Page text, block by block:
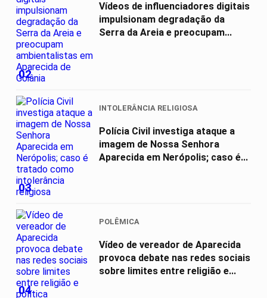
02
Vídeos de influenciadores digitais
impulsionam degradação da
Serra da Areia e preocupam...
03
INTOLERÂNCIA RELIGIOSA
Polícia Civil investiga ataque a
imagem de Nossa Senhora
Aparecida em Nerópolis; caso é...
04
POLÊMICA
Vídeo de vereador de Aparecida
provoca debate nas redes sociais
sobre limites entre religião e...